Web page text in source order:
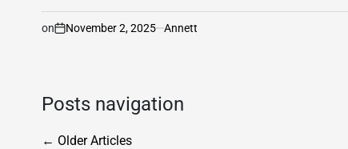
on November 2, 2025 Annett
Posts navigation
← Older Articles